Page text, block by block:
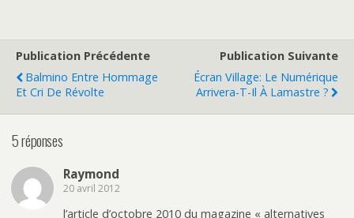
Publication Précédente
Balmino Entre Hommage
Et Cri De Révolte
Publication Suivante
Écran Village: Le Numérique
Arrivera-T-Il À Lamastre ?
5 réponses
Raymond
20 avril 2012
l’article d’octobre 2010 du magazine « alternatives